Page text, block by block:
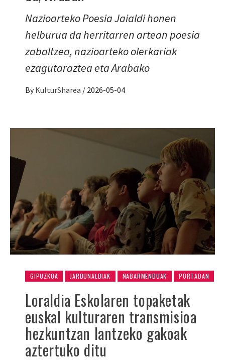
Nazioarteko Poesia Jaialdi honen
helburua da herritarren artean poesia
zabaltzea, nazioarteko olerkariak
ezagutaraztea eta Arabako
By KulturSharea / 2026-05-04
GIPUZKOA JARDUNALDIAK NABARMENDUAK PORTADAN
Loraldia Eskolaren topaketak
euskal kulturaren transmisioa
hezkuntzan lantzeko gakoak
aztertuko ditu